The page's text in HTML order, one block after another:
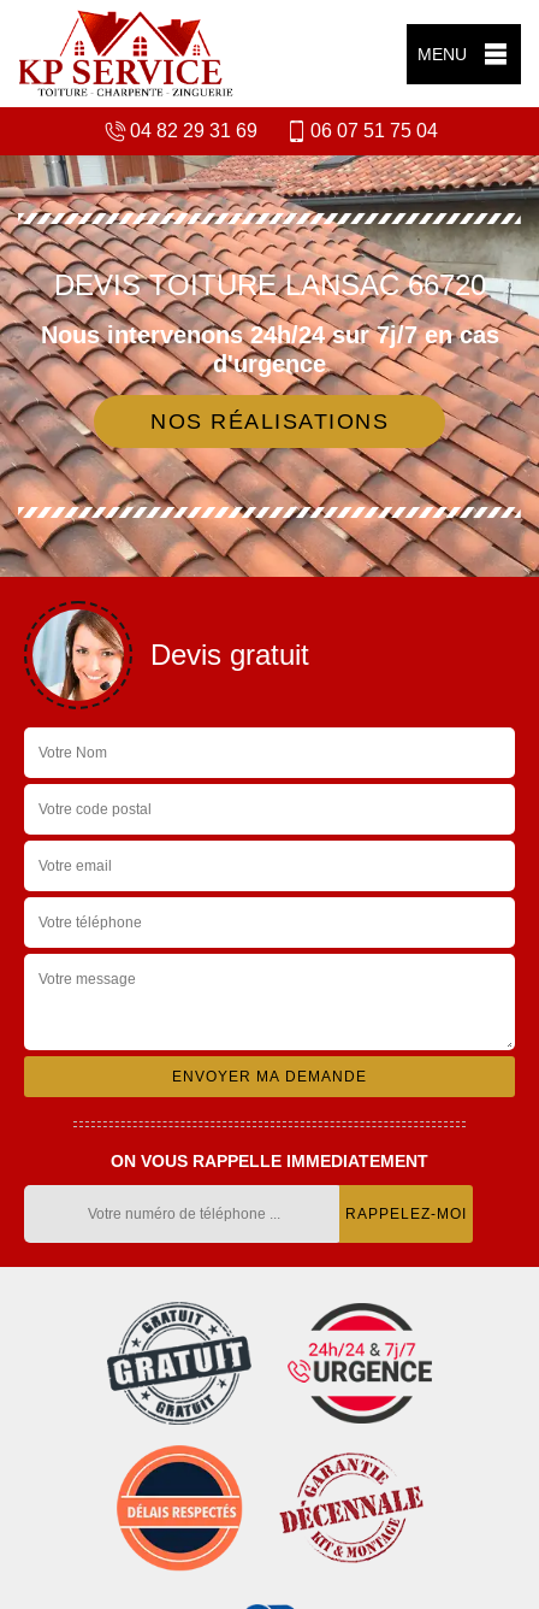
MENU
04 82 29 31 69 06 07 51 75 04
DEVIS TOITURE LANSAC 66720
Nous intervenons 24h/24 sur 7j/7 en cas
d'urgence
NOS RÉALISATIONS
Devis gratuit
ON VOUS RAPPELLE IMMEDIATEMENT